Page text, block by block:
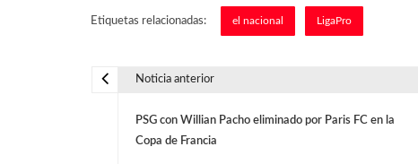
Etiquetas relacionadas: el nacional LigaPro
Noticia anterior
PSG con Willian Pacho eliminado por Paris FC en la
Copa de Francia